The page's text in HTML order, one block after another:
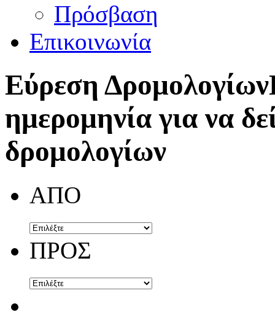
Πρόσβαση
Επικοινωνία
Εύρεση Δρομολογίων
ημερομηνία για να
δρομολογίων
ΑΠΟ
ΠΡΟΣ